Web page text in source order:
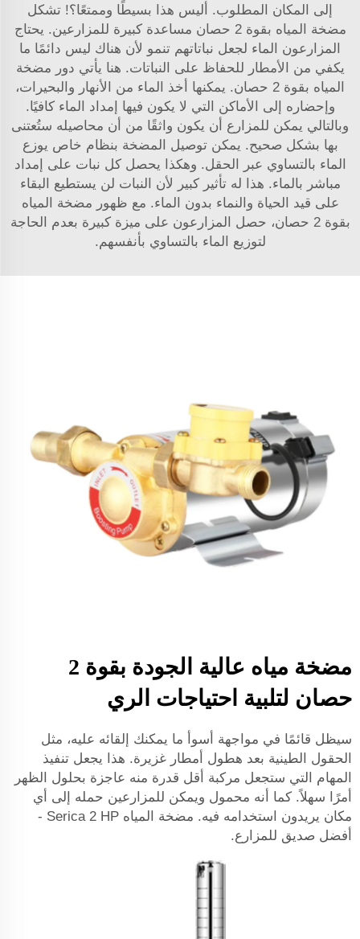
إلى المكان المطلوب. أليس هذا بسيطًا وممتعًا؟! تشكل
مضخة المياه بقوة 2 حصان مساعدة كبيرة للمزارعين. يحتاج
المزارعون الماء لجعل نباتاتهم تنمو لأن هناك ليس دائمًا ما
يكفي من الأمطار للحفاظ على النباتات. هنا يأتي دور مضخة
المياه بقوة 2 حصان. يمكنها أخذ الماء من الأنهار والبحيرات،
وإحضاره إلى الأماكن التي لا يكون فيها إمداد الماء كافيًا.
وبالتالي يمكن للمزارع أن يكون واثقًا من أن محاصيله ستُعتنى
بها بشكل صحيح. يمكن توصيل المضخة بنظام خاص يوزع
الماء بالتساوي عبر الحقل. وهكذا يحصل كل نبات على إمداد
مباشر بالماء. هذا له تأثير كبير لأن النبات لن يستطيع البقاء
على قيد الحياة والنماء بدون الماء. مع ظهور مضخة المياه
بقوة 2 حصان، حصل المزارعون على ميزة كبيرة بعدم الحاجة
لتوزيع الماء بالتساوي بأنفسهم.
مضخة مياه عالية الجودة بقوة 2
حصان لتلبية احتياجات الري
سيظل قائمًا في مواجهة أسوأ ما يمكنك إلقائه عليه، مثل
الحقول الطينية بعد هطول أمطار غزيرة. هذا يجعل تنفيذ
المهام التي ستجعل مركبة أقل قدرة منه عاجزة بحلول الظهر
أمرًا سهلاً. كما أنه محمول ويمكن للمزارعين حمله إلى أي
مكان يريدون استخدامه فيه. مضخة المياه Serica 2 HP -
أفضل صديق للمزارع.